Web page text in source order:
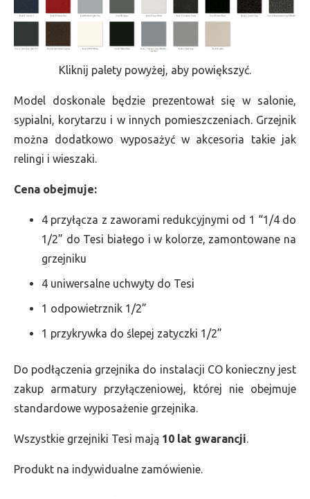
Kliknij palety powyżej, aby powiększyć.
Model doskonale będzie prezentował się w salonie,
sypialni, korytarzu i w innych pomieszczeniach. Grzejnik
można dodatkowo wyposażyć w akcesoria takie jak
relingi i wieszaki.
Cena obejmuje:
4 przyłącza z zaworami redukcyjnymi od 1 “1/4 do
1/2” do Tesi białego i w kolorze, zamontowane na
grzejniku
4 uniwersalne uchwyty do Tesi
1 odpowietrznik 1/2”
1 przykrywka do ślepej zatyczki 1/2”
Do podłączenia grzejnika do instalacji CO konieczny jest
zakup armatury przyłączeniowej, której nie obejmuje
standardowe wyposażenie grzejnika.
Wszystkie grzejniki Tesi mają 10 lat gwarancji.
Produkt na indywidualne zamówienie.